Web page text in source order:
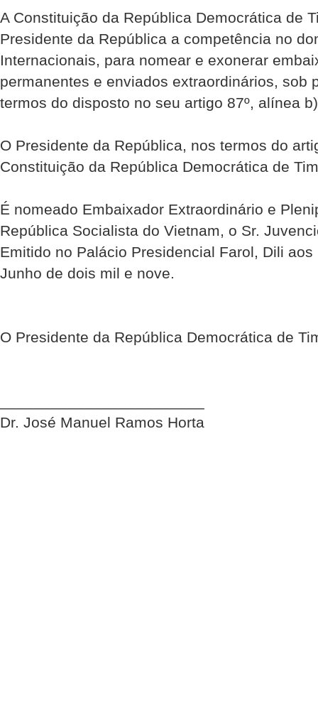
A Constituição da República Democrática de
Presidente da República a competência no
Internacionais, para nomear e exonerar
permanentes e enviados extraordinários, sob
termos do disposto no seu artigo 87º, alínea
O Presidente da República, nos termos do
Constituição da República Democrática de
É nomeado Embaixador Extraordinário e
República Socialista do Vietnam, o Sr.
Emitido no Palácio Presidencial Farol, Dili
Junho de dois mil e nove.
O Presidente da República Democrática de
Dr. José Manuel Ramos Horta